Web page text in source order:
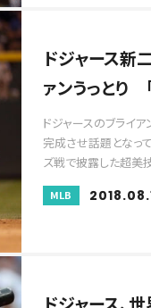
ドジャース新
ァンうっとり
ドジャースのブライ
完成させ話題となっ
ズ戦で披露した超美
MLB